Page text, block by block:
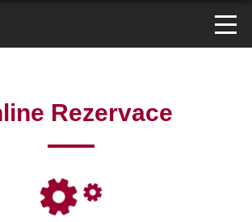
Rezervace